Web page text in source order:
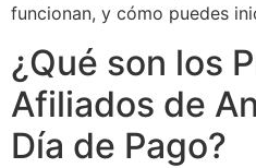
funcionan, y cómo puedes
¿Qué son los
Afiliados de
Día de Pago?